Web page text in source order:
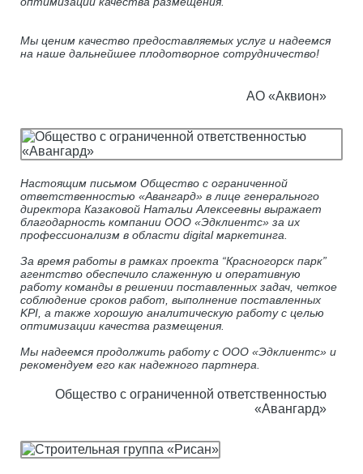
Мы ценим качество предоставляемых услуг и надеемся
на наше дальнейшее плодотворное сотрудничество!
АО «Аквион»
Настоящим письмом Общество с ограниченной
ответственностью «Авангард» в лице генерального
директора Казаковой Натальи Алексеевны выражает
благодарность компании ООО «Эдклиентс» за их
профессионализм в области digital маркетинга.
За время работы в рамках проекта “Красногорск парк”
агентство обеспечило слаженную и оперативную
работу команды в решении поставленных задач, четкое
соблюдение сроков работ, выполнение поставленных
KPI, а также хорошую аналитическую работу с целью
оптимизации качества размещения.
Мы надеемся продолжить работу с ООО «Эдклиентс» и
рекомендуем его как надежного партнера.
Общество с ограниченной ответственностью
«Авангард»